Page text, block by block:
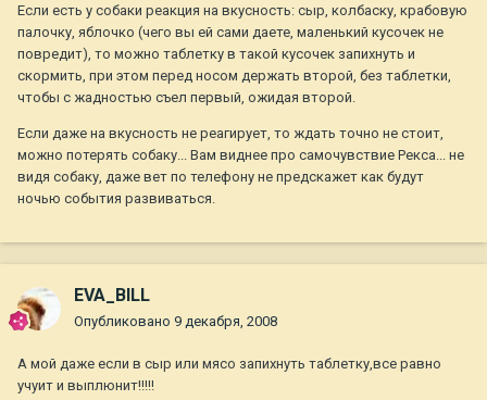
Если есть у собаки реакция на вкусность: сыр, колбаску, крабовую
палочку, яблочко (чего вы ей сами даете, маленький кусочек не
повредит), то можно таблетку в такой кусочек запихнуть и
скормить, при этом перед носом держать второй, без таблетки,
чтобы с жадностью съел первый, ожидая второй.
Если даже на вкусность не реагирует, то ждать точно не стоит,
можно потерять собаку... Вам виднее про самочувствие Рекса... не
видя собаку, даже вет по телефону не предскажет как будут
ночью события развиваться.
EVA_BILL
Опубликовано 9 декабря, 2008
А мой даже если в сыр или мясо запихнуть таблетку,все равно
учуит и выплюнит!!!!!